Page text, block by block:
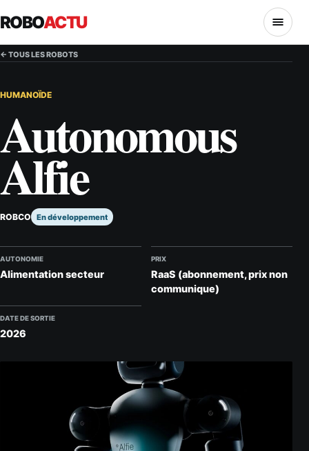
ROBOACTU MENU
← TOUS LES ROBOTS
HUMANOÏDE
Autonomous
Alfie
ROBCO En développement
AUTONOMIE
Alimentation secteur
PRIX
RaaS (abonnement, prix non
communique)
DATE DE SORTIE
2026